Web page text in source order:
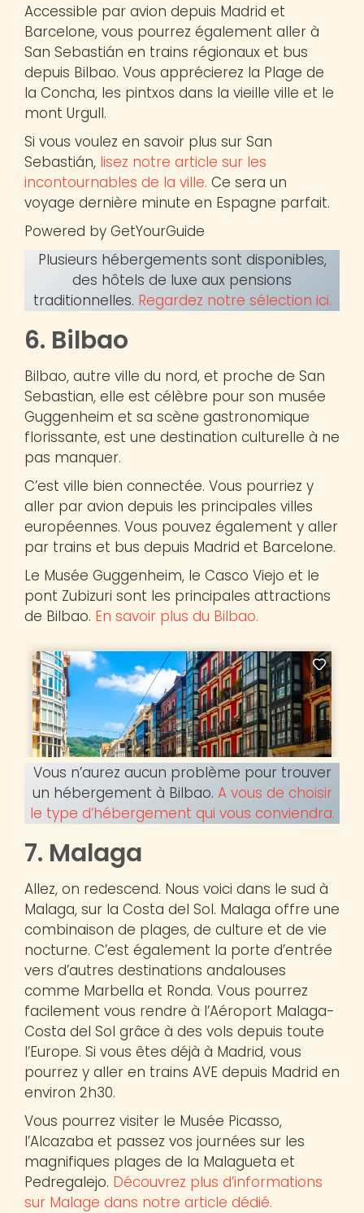
Accessible par avion depuis Madrid et
Barcelone, vous pourrez également aller à
San Sebastián en trains régionaux et bus
depuis Bilbao. Vous apprécierez la Plage de
la Concha, les pintxos dans la vieille ville et le
mont Urgull.
Si vous voulez en savoir plus sur San
Sebastián, lisez notre article sur les
incontournables de la ville. Ce sera un
voyage dernière minute en Espagne parfait.
Powered by GetYourGuide
Plusieurs hébergements sont disponibles,
des hôtels de luxe aux pensions
traditionnelles. Regardez notre sélection ici.
6. Bilbao
Bilbao, autre ville du nord, et proche de San
Sebastian, elle est célèbre pour son musée
Guggenheim et sa scène gastronomique
florissante, est une destination culturelle à ne
pas manquer.
C’est ville bien connectée. Vous pourriez y
aller par avion depuis les principales villes
européennes. Vous pouvez également y aller
par trains et bus depuis Madrid et Barcelone.
Le Musée Guggenheim, le Casco Viejo et le
pont Zubizuri sont les principales attractions
de Bilbao. En savoir plus du Bilbao.
Vous n’aurez aucun problème pour trouver
un hébergement à Bilbao. A vous de choisir
le type d’hébergement qui vous conviendra.
7. Malaga
Allez, on redescend. Nous voici dans le sud à
Malaga, sur la Costa del Sol. Malaga offre une
combinaison de plages, de culture et de vie
nocturne. C’est également la porte d’entrée
vers d’autres destinations andalouses
comme Marbella et Ronda. Vous pourrez
facilement vous rendre à l’Aéroport Malaga-
Costa del Sol grâce à des vols depuis toute
l’Europe. Si vous êtes déjà à Madrid, vous
pourrez y aller en trains AVE depuis Madrid en
environ 2h30.
Vous pourrez visiter le Musée Picasso,
l’Alcazaba et passez vos journées sur les
magnifiques plages de la Malagueta et
Pedregalejo. Découvrez plus d’informations
sur Malage dans notre article dédié.